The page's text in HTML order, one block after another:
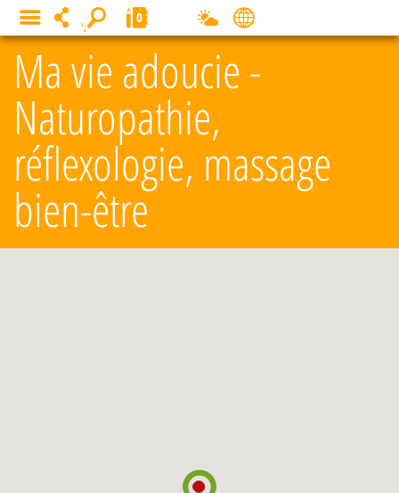
Ma vie adoucie -
Naturopathie,
réflexologie, massage
bien-être
MENU 0
Panneau de gestion des cookies